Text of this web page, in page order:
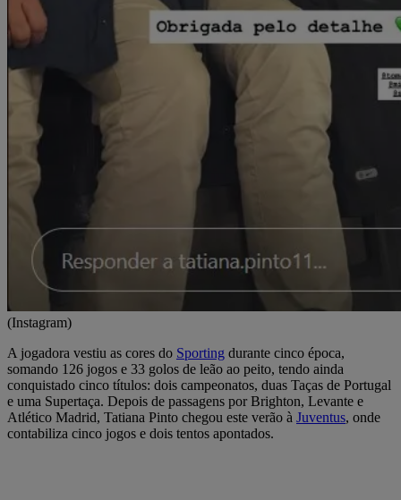
(Instagram)
A jogadora vestiu as cores do Sporting durante cinco época,
somando 126 jogos e 33 golos de leão ao peito, tendo ainda
conquistado cinco títulos: dois campeonatos, duas Taças de Portugal
e uma Supertaça. Depois de passagens por Brighton, Levante e
Atlético Madrid, Tatiana Pinto chegou este verão à Juventus, onde
contabiliza cinco jogos e dois tentos apontados.